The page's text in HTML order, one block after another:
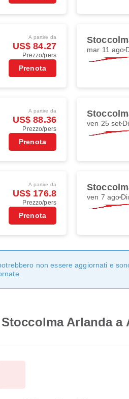
A partire da
US$ 84.27
Prezzo/pers
Prenota
mar 11 ago
A partire da
US$ 88.36
Prezzo/pers
Prenota
ven 25 set
A partire da
US$ 176.8
Prezzo/pers
Prenota
ven 7 ago
non essere aggiornati e
Arlanda a